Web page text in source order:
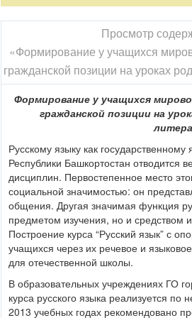
республиканскому варианту БУП, при
требуется обязательного
перечень учебной литературы.
пособиям, изданным как в
Современный учебный процесс
коммуникационным технологиям.Уроки
оснащены мультимедийными
присутствуют в той или иной мере
интерактивные наглядные пособия и др.
Современный учитель не только
обращаться к интернет-ресурсам. Как
сохранением родного языка?
Собор русских г. Кумертау уделяет
русской культуры, народных обрядов
деятелей науки и
На базе образовательных учреждений
славянской письменности и
юбилеям русских поэтов и писателей,
темам, посвящённым духовно-
В сентябре 2013 г. учащиеся
Просмотр
«Формирование у учащихся
гражданской позиции на уроках
Формирование у учащихся
гражданской позиции на
Русскому языку как
Республики Башкортостан отводится
дисциплин. Первостепенное место
социальной значимостью: он
общения. Другая значимая функция
предметом изучения, но и средством
Построение курса “Русский язык” с
учащихся через их речевое и
для отечественной школы.
В образовательных учреждениях ГО
курса русского языка реализуется
2013 учебных годах рекомендовано